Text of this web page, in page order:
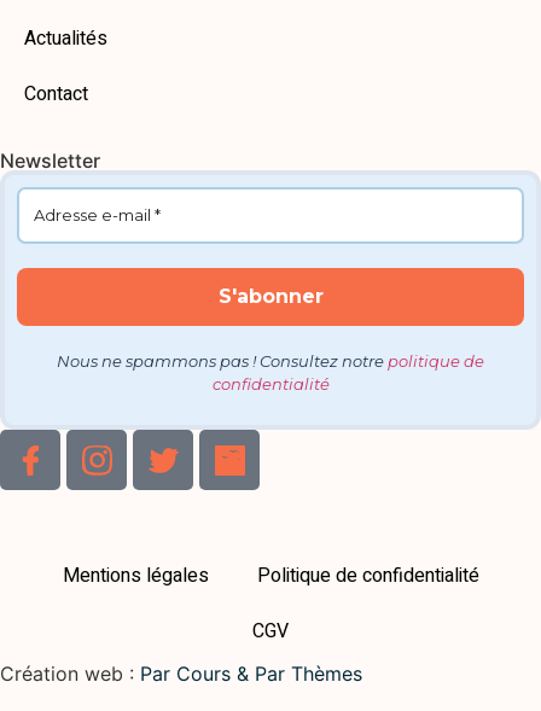
Actualités
Contact
Newsletter
Nous ne spammons pas ! Consultez notre politique de
confidentialité
Mentions légales
Politique de confidentialité
CGV
Création web : Par Cours & Par Thèmes